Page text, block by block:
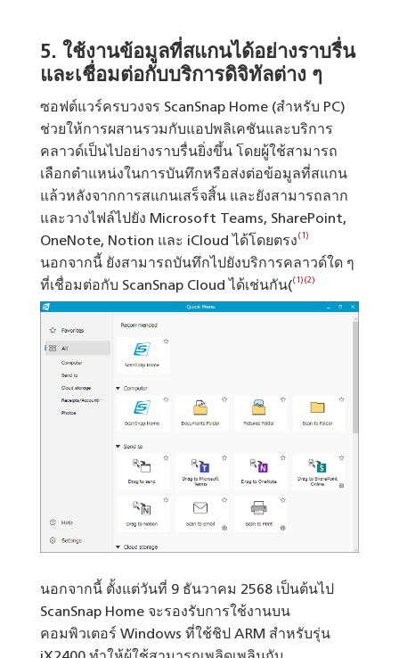
5. ใช้งานข้อมูลที่สแกนได้อย่างราบรื่น
และเชื่อมต่อกับบริการดิจิทัลต่าง ๆ
ซอฟต์แวร์ครบวงจร ScanSnap Home (สำหรับ PC)
ช่วยให้การผสานรวมกับแอปพลิเคชันและบริการ
คลาวด์เป็นไปอย่างราบรื่นยิ่งขึ้น โดยผู้ใช้สามารถ
เลือกตำแหน่งในการบันทึกหรือส่งต่อข้อมูลที่สแกน
แล้วหลังจากการสแกนเสร็จสิ้น และยังสามารถลาก
และวางไฟล์ไปยัง Microsoft Teams, SharePoint,
OneNote, Notion และ iCloud ได้โดยตรง (1)
นอกจากนี้ ยังสามารถบันทึกไปยังบริการคลาวด์ใด ๆ
ที่เชื่อมต่อกับ ScanSnap Cloud ได้เช่นกัน((1) (2)
นอกจากนี้ ตั้งแต่วันที่ 9 ธันวาคม 2568 เป็นต้นไป
ScanSnap Home จะรองรับการใช้งานบน
คอมพิวเตอร์ Windows ที่ใช้ชิป ARM สำหรับรุ่น